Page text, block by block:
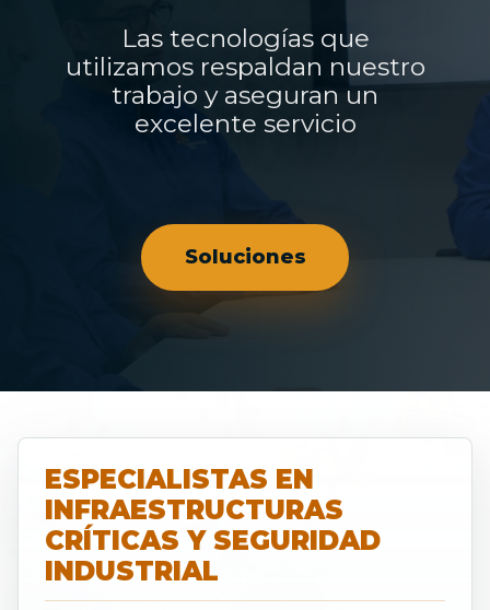
Las tecnologías que
utilizamos respaldan nuestro
trabajo y aseguran un
excelente servicio
Soluciones
ESPECIALISTAS EN
INFRAESTRUCTURAS
CRÍTICAS Y SEGURIDAD
INDUSTRIAL